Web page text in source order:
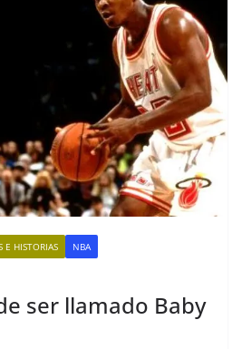
E HISTORIAS NBA
ser llamado Baby